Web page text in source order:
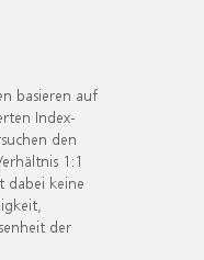
basieren auf
Index-
den
1:1
dabei keine
der